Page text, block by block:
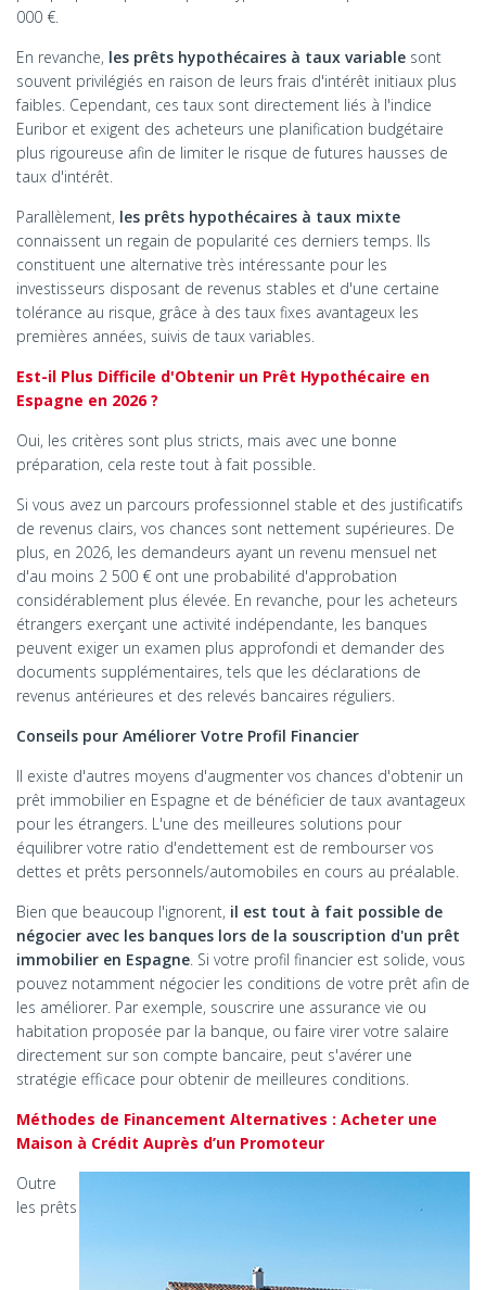
000 €.
En revanche, les prêts hypothécaires à taux variable sont
souvent privilégiés en raison de leurs frais d'intérêt initiaux plus
faibles. Cependant, ces taux sont directement liés à l'indice
Euribor et exigent des acheteurs une planification budgétaire
plus rigoureuse afin de limiter le risque de futures hausses de
taux d'intérêt.
Parallèlement, les prêts hypothécaires à taux mixte
connaissent un regain de popularité ces derniers temps. Ils
constituent une alternative très intéressante pour les
investisseurs disposant de revenus stables et d'une certaine
tolérance au risque, grâce à des taux fixes avantageux les
premières années, suivis de taux variables.
Est-il Plus Difficile d'Obtenir un Prêt Hypothécaire en
Espagne en 2026 ?
Oui, les critères sont plus stricts, mais avec une bonne
préparation, cela reste tout à fait possible.
Si vous avez un parcours professionnel stable et des justificatifs
de revenus clairs, vos chances sont nettement supérieures. De
plus, en 2026, les demandeurs ayant un revenu mensuel net
d'au moins 2 500 € ont une probabilité d'approbation
considérablement plus élevée. En revanche, pour les acheteurs
étrangers exerçant une activité indépendante, les banques
peuvent exiger un examen plus approfondi et demander des
documents supplémentaires, tels que les déclarations de
revenus antérieures et des relevés bancaires réguliers.
Conseils pour Améliorer Votre Profil Financier
Il existe d'autres moyens d'augmenter vos chances d'obtenir un
prêt immobilier en Espagne et de bénéficier de taux avantageux
pour les étrangers. L'une des meilleures solutions pour
équilibrer votre ratio d'endettement est de rembourser vos
dettes et prêts personnels/automobiles en cours au préalable.
Bien que beaucoup l'ignorent, il est tout à fait possible de
négocier avec les banques lors de la souscription d'un prêt
immobilier en Espagne. Si votre profil financier est solide, vous
pouvez notamment négocier les conditions de votre prêt afin de
les améliorer. Par exemple, souscrire une assurance vie ou
habitation proposée par la banque, ou faire virer votre salaire
directement sur son compte bancaire, peut s'avérer une
stratégie efficace pour obtenir de meilleures conditions.
Méthodes de Financement Alternatives : Acheter une
Maison à Crédit Auprès d’un Promoteur
Outre
les prêts